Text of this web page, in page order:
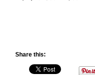
Share this: